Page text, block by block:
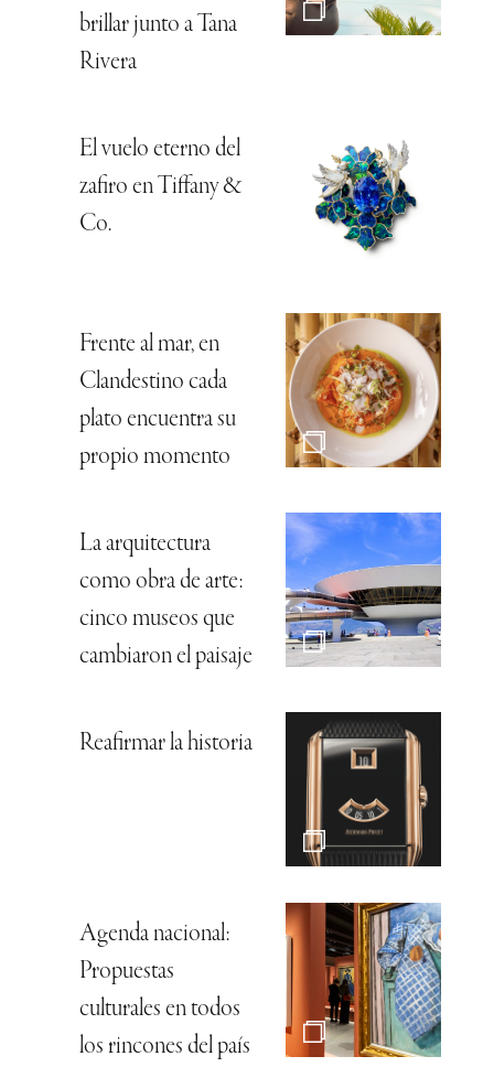
brillar junto a Tana
Rivera
El vuelo eterno del
zafiro en Tiffany &
Co.
Frente al mar, en
Clandestino cada
plato encuentra su
propio momento
La arquitectura
como obra de arte:
cinco museos que
cambiaron el paisaje
Reafirmar la historia
Agenda nacional:
Propuestas
culturales en todos
los rincones del país